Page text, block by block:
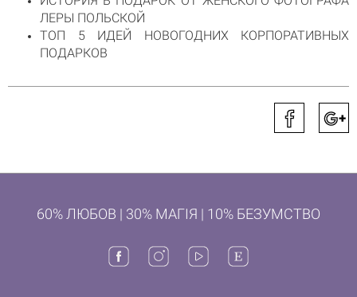
ЛЕРЫ ПОЛЬСКОЙ
ТОП 5 ИДЕЙ НОВОГОДНИХ КОРПОРАТИВНЫХ
ПОДАРКОВ
60% ЛЮБОВ | 30% МАГІЯ | 10% БЕЗУМСТВО